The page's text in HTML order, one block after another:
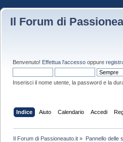
Il Forum di
Benvenuto! Effettua l'accesso oppure
Inserisci il nome utente, la password e la
Indice Aiuto Calendario Accedi
Il Forum di Passioneauto.it » Pannello delle